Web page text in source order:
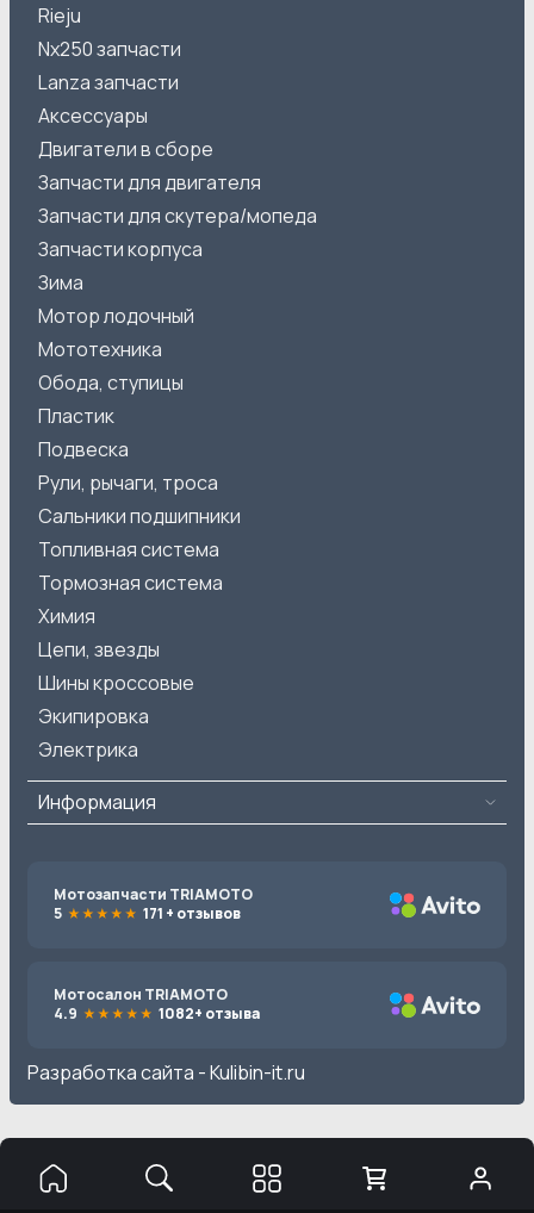
Rieju
Nx250 запчасти
Lanza запчасти
Аксессуары
Двигатели в сборе
Запчасти для двигателя
Запчасти для скутера/мопеда
Запчасти корпуса
Зима
Мотор лодочный
Мототехника
Обода, ступицы
Пластик
Подвеска
Рули, рычаги, троса
Сальники подшипники
Топливная система
Тормозная система
Химия
Цепи, звезды
Шины кроссовые
Экипировка
Электрика
Информация
Мотозапчасти TRIAMOTO
5
171 + отзывов
Мотосалон TRIAMOTO
4.9
1082+ отзыва
Разработка сайта -Kulibin-it.ru